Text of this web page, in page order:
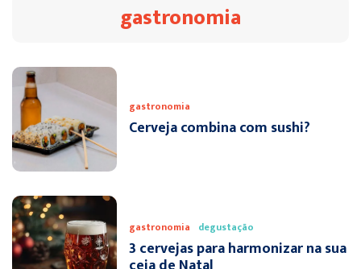
gastronomia
gastronomia
Cerveja combina com sushi?
gastronomia degustação
3 cervejas para harmonizar na sua